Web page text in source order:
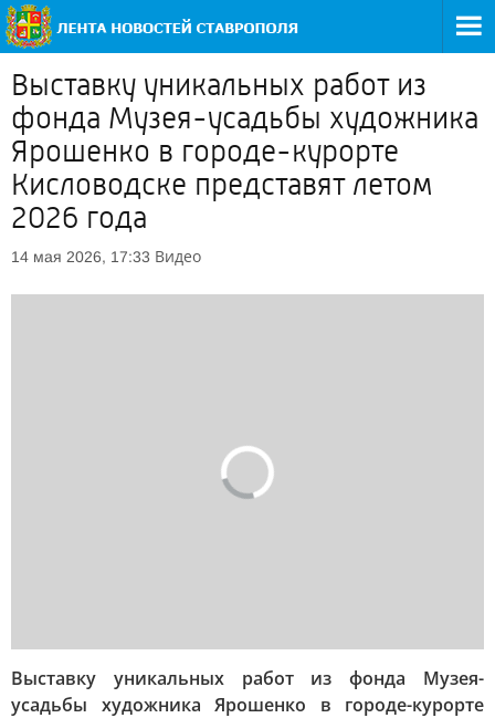
Выставку уникальных работ из
фонда Музея-усадьбы художника
Ярошенко в городе-курорте
Кисловодске представят летом
2026 года
14 мая 2026, 17:33 Видео
Выставку уникальных работ из фонда Музея-
усадьбы художника Ярошенко в городе-курорте